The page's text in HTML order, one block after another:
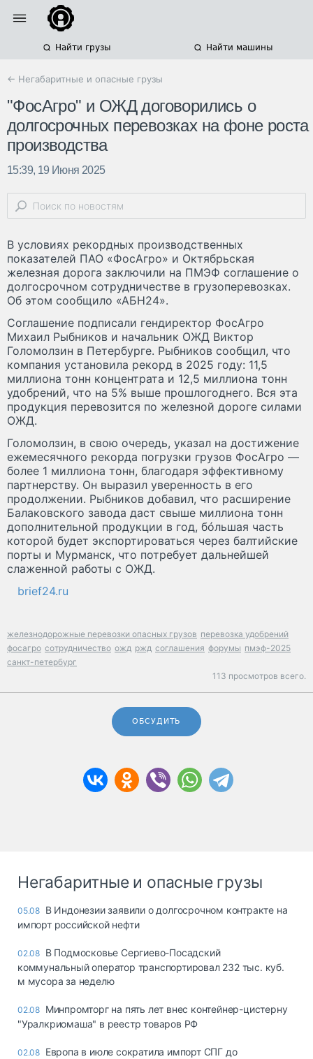
Найти грузы Найти машины
← Негабаритные и опасные грузы
"ФосАгро" и ОЖД договорились о
долгосрочных перевозках на фоне роста
производства
15:39, 19 Июня 2025
В условиях рекордных производственных
показателей ПАО «ФосАгро» и Октябрьская
железная дорога заключили на ПМЭФ соглашение о
долгосрочном сотрудничестве в грузоперевозках.
Об этом сообщило «АБН24».
Соглашение подписали гендиректор ФосАгро
Михаил Рыбников и начальник ОЖД Виктор
Голомолзин в Петербурге. Рыбников сообщил, что
компания установила рекорд в 2025 году: 11,5
миллиона тонн концентрата и 12,5 миллиона тонн
удобрений, что на 5% выше прошлогоднего. Вся эта
продукция перевозится по железной дороге силами
ОЖД.
Голомолзин, в свою очередь, указал на достижение
ежемесячного рекорда погрузки грузов ФосАгро —
более 1 миллиона тонн, благодаря эффективному
партнерству. Он выразил уверенность в его
продолжении. Рыбников добавил, что расширение
Балаковского завода даст свыше миллиона тонн
дополнительной продукции в год, бóльшая часть
которой будет экспортироваться через балтийские
порты и Мурманск, что потребует дальнейшей
слаженной работы с ОЖД.
brief24.ru
железнодорожные перевозки опасных грузов перевозка удобрений
фосагро сотрудничество ожд ржд соглашения форумы пмэф-2025
санкт-петербург
113 просмотров всего.
ОБСУДИТЬ
Негабаритные и опасные грузы
05.08 В Индонезии заявили о долгосрочном контракте на
импорт российской нефти
02.08 В Подмосковье Сергиево-Посадский
коммунальный оператор транспортировал 232 тыс. куб.
м мусора за неделю
02.08 Минпромторг на пять лет внес контейнер-цистерну
"Уралкриомаша" в реестр товаров РФ
02.08 Европа в июле сократила импорт СПГ до